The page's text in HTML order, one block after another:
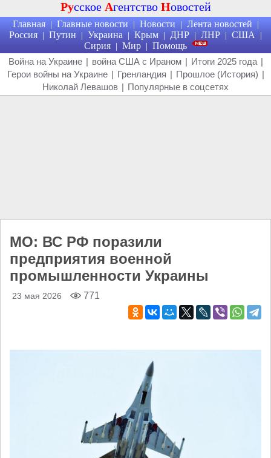
Русское Агентство Новостей
Главная | Главные новости | Новости | Лента новостей |
Россия | Путин | Украина | Крым | ДНР | ЛНР | США |
Сирия | Мир | Помощь
Война на Украине | война США с Ираном | Итоги 2025 года |
Герои войны на Украине | Гренландия | Прошлое (История) |
Николай Левашов | Популярные в соцсетях
МО: ВС РФ поразили
предприятия военной
промышленности Украины
23 мая 2026 771